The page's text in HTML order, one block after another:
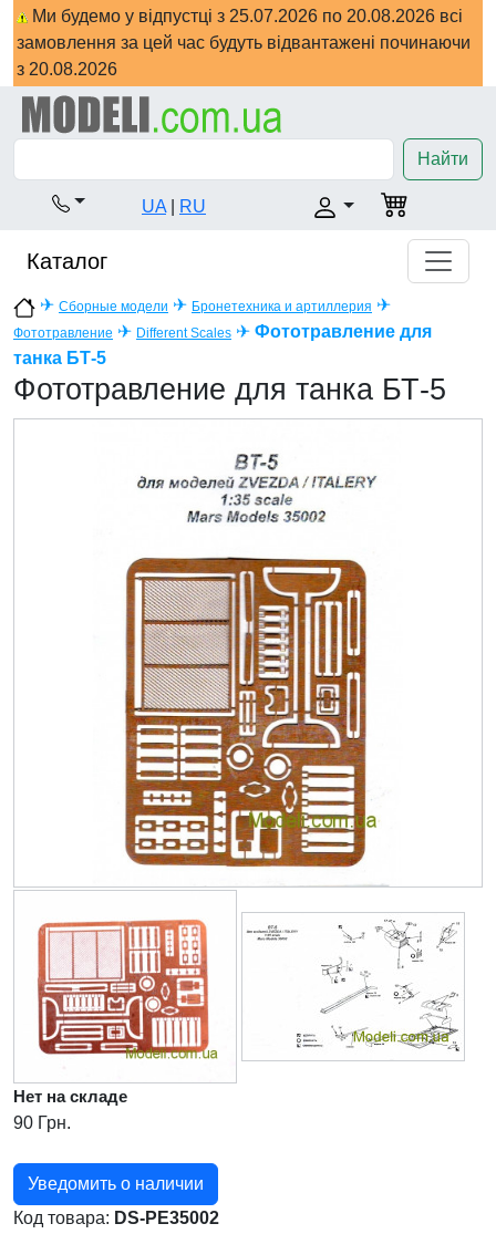
Ми будемо у відпустці з 25.07.2026 по 20.08.2026 всі
замовлення за цей час будуть відвантажені починаючи
з 20.08.2026
Найти
UA RU
Каталог
✈ Сборные модели ✈ Бронетехника и артиллерия ✈
Фототравление ✈ Different Scales ✈ Фототравление для
танка БТ-5
Фототравление для танка БТ-5
Нет на складе
90 Грн.
Уведомить о наличии
Код товара: DS-PE35002